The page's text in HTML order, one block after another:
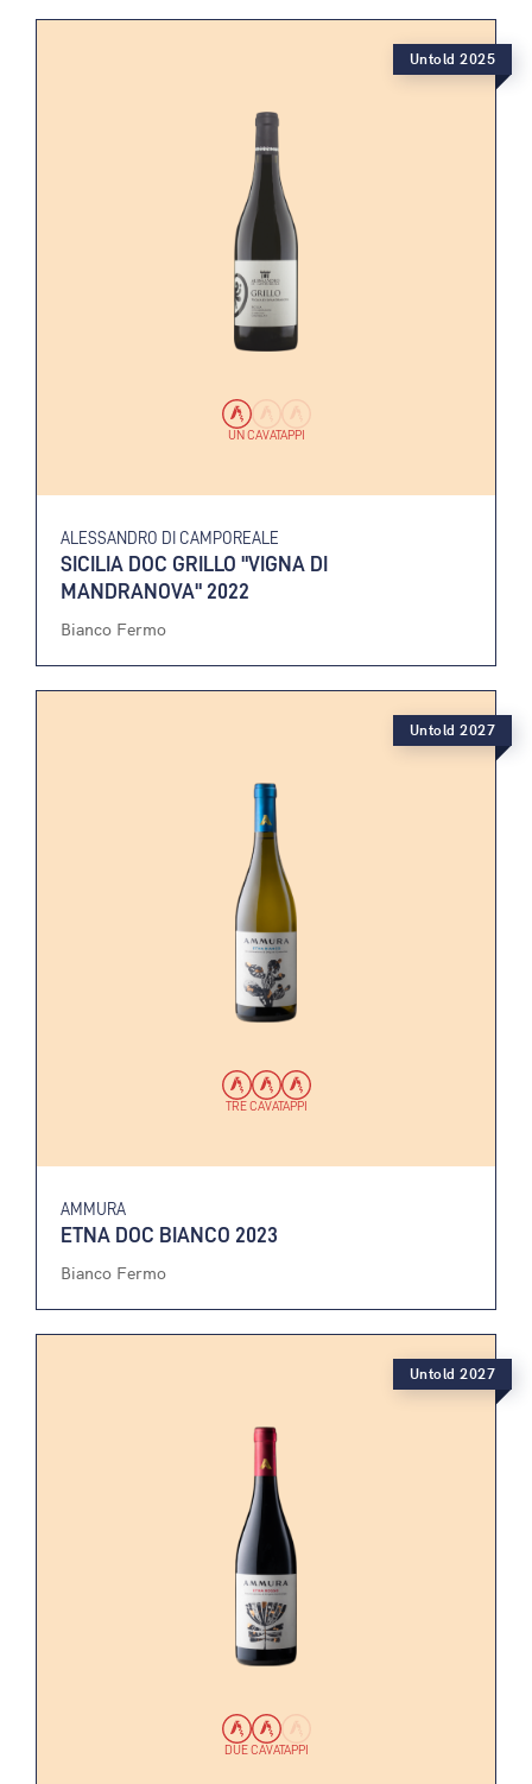
UN CAVATAPPI
ALESSANDRO DI CAMPOREALE
SICILIA DOC GRILLO "VIGNA DI
MANDRANOVA" 2022
Bianco Fermo
Untold 2025
TRE CAVATAPPI
AMMURA
ETNA DOC BIANCO 2023
Bianco Fermo
Untold 2027
DUE CAVATAPPI
Untold 2027